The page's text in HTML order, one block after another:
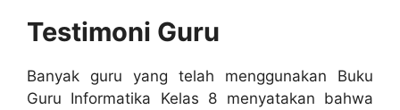
Testimoni Guru
Banyak guru yang telah menggunakan Buku
Guru Informatika Kelas 8 menyatakan bahwa